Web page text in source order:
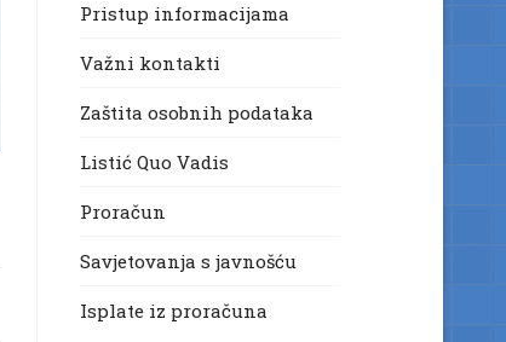
Pristup informacijama
Važni kontakti
Zaštita osobnih podataka
Listić Quo Vadis
Proračun
Savjetovanja s javnošću
Isplate iz proračuna